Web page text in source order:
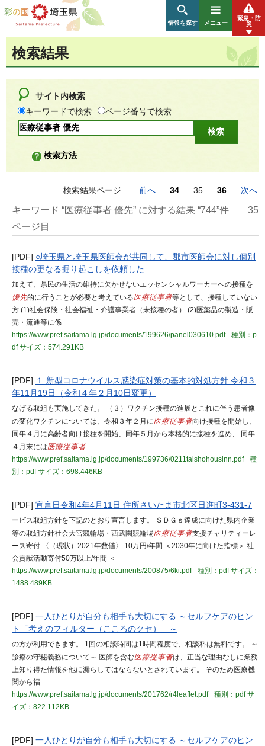
彩の国 埼玉県
情報を探す メニュー
緊急・防
災
検索結果
サイト内検索
キーワードで検索
ページ番号で検索
検索方法
検索結果ページ 前へ 34 35 36 次へ
キーワード “医療従事者 優先” に対する結果 “744”件
35
ページ目
[PDF] ○埼玉県と埼玉県医師会が共同して、郡市医師会に対し個別
接種の更なる掘り起こしを依頼した
加えて、県民の生活の維持に欠かせないエッセンシャルワーカーへの接種を
優先的に行うことが必要と考えている医療従事者等として、接種していない
方 (1)社会保険・社会福祉・介護事業者（未接種の者） (2)医薬品の製造・販
売・流通等に係
https://www.pref.saitama.lg.jp/documents/199626/panel030610.pdf
種別：p
dfサイズ：574.291KB
[PDF] １ 新型コロナウイルス感染症対策の基本的対処⽅針 令和３
年11⽉19⽇（令和４年２⽉10⽇変更）
なげる取組も実施してきた。 （３）ワクチン接種の進展とこれに伴う患者像
の変化ワクチンについては、令和３年２⽉に医療従事者向け接種を開始し、
同年４⽉に⾼齢者向け接種を開始、同年５⽉から本格的に接種を進め、 同年
４⽉末には医療従事者
https://www.pref.saitama.lg.jp/documents/199736/0211taishohousinn.pdf
種
別：pdfサイズ：698.446KB
[PDF] 宣言日令和4年4月11日 住所さいたま市北区日進町3-431-7
ービス取組方針を下記のとおり宣言します。 ＳＤＧｓ達成に向けた県内企業
等の取組方針社会大宮競輪場・西武園競輪場医療従事者支援チャリティーレ
ース寄付 〈（現状）2021年数値〉 10万円/年間 ＜2030年に向けた指標＞ 社
会貢献活動寄付50万以上/年間 ＜
https://www.pref.saitama.lg.jp/documents/200875/6ki.pdf
種別：pdfサイズ：
1488.489KB
[PDF] 一人ひとりが自分も相手も大切にする ～セルフケアのヒン
ト「考えのフィルター（こころのクセ）」～
の方が利用できます。 1回の相談時間は1時間程度で、相談料は無料です。 ～
診療の守秘義務について～ 医師を含む医療従事者は、正当な理由なしに業務
上知り得た情報を他に漏らしてはならないとされています。 そのため医療機
関から福
https://www.pref.saitama.lg.jp/documents/201762/r4leaflet.pdf
種別：pdfサ
イズ：822.112KB
[PDF] 一人ひとりが自分も相手も大切にする ～セルフケアのヒン